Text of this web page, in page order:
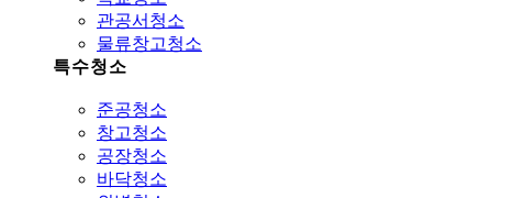
관공서청소
물류창고청소
특수청소
준공청소
창고청소
공장청소
바닥청소